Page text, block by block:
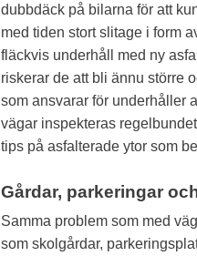
dubbdäck på bilarna för att
med tiden stort slitage i form
fläckvis underhåll med ny
riskerar de att bli ännu större
som ansvarar för underhåller
vägar inspekteras
tips på asfalterade ytor som
Gårdar, parkeringar
Samma problem som med
som skolgårdar,